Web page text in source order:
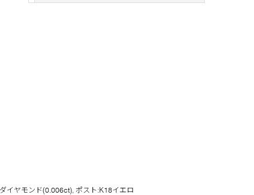
イヤモンド(0.006ct), ポスト:K18イエロ